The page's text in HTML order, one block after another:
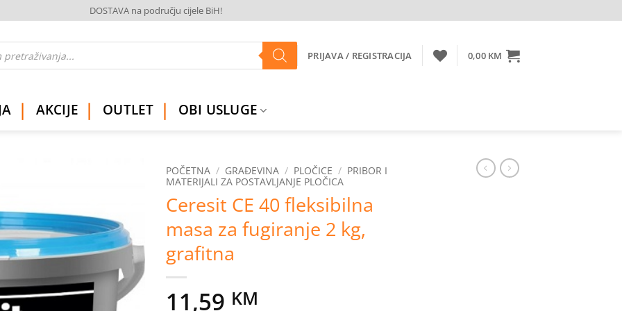
DOSTAVA na području cijele BiH!
PRIJAVA / REGISTRACIJA 0,00 KM
AKCIJE OUTLET OBI USLUGE
na
listu
želja
POČETNA / GRAĐEVINA / PLOČICE / PRIBOR I
MATERIJALI ZA POSTAVLJANJE PLOČICA
Ceresit CE 40 fleksibilna
masa za fugiranje 2 kg,
grafitna
11,59 KM